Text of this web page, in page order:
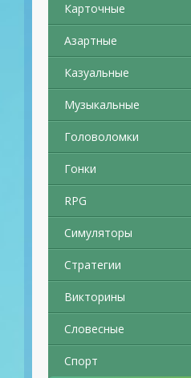
Карточные
Азартные
Казуальные
Музыкальные
Головоломки
Гонки
RPG
Симуляторы
Стратегии
Викторины
Словесные
Спорт